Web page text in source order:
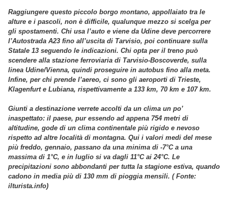
Raggiungere questo piccolo borgo montano, appollaiato tra le
alture e i pascoli, non è difficile, qualunque mezzo si scelga per
gli spostamenti. Chi usa l’auto e viene da Udine deve percorrere
l’Autostrada A23 fino all’uscita di Tarvisio, poi continuare sulla
Statale 13 seguendo le indicazioni. Chi opta per il treno può
scendere alla stazione ferroviaria di Tarvisio-Boscoverde, sulla
linea Udine/Vienna, quindi proseguire in autobus fino alla meta.
Infine, per chi prende l’aereo, ci sono gli aeroporti di Trieste,
Klagenfurt e Lubiana, rispettivamente a 133 km, 70 km e 107 km.
Giunti a destinazione verrete accolti da un clima un po’
inaspettato: il paese, pur essendo ad appena 754 metri di
altitudine, gode di un clima continentale più rigido e nevoso
rispetto ad altre località di montagna. Qui i valori medi del mese
più freddo, gennaio, passano da una minima di -7°C a una
massima di 1°C, e in luglio si va dagli 11°C ai 24°C. Le
precipitazioni sono abbondanti per tutta la stagione estiva, quando
cadono in media più di 130 mm di pioggia mensili. ( Fonte:
ilturista.info)